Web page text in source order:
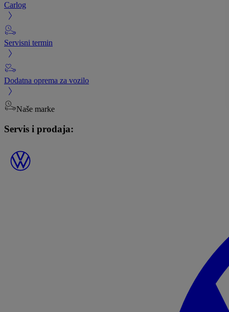
Carlog
Servisni termin
Dodatna oprema za vozilo
Naše marke
Servis i prodaja: